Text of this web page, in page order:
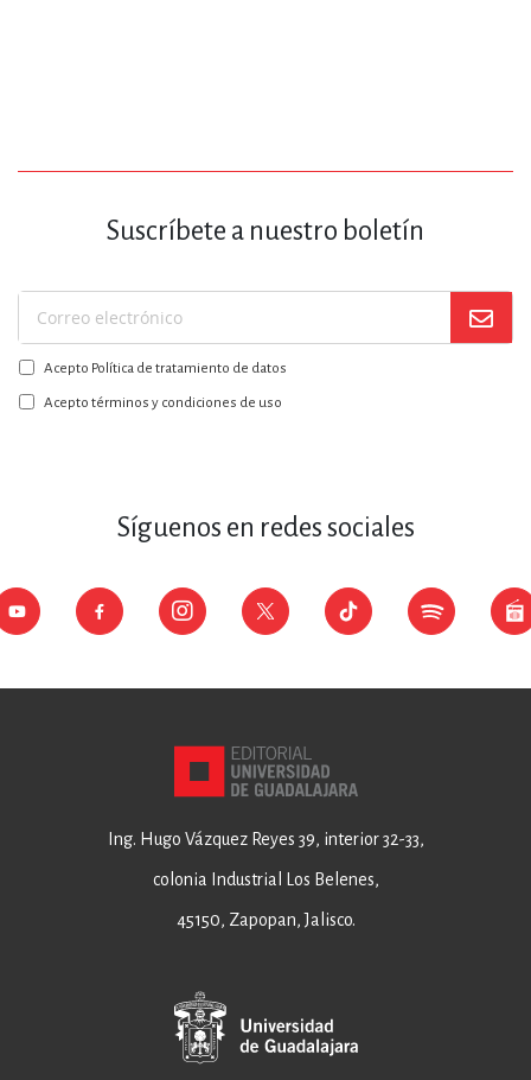
Suscríbete a nuestro boletín
Suscríbase
a
nuestro
boletín:
Acepto Política de tratamiento de datos
Acepto términos y condiciones de uso
Síguenos en redes sociales
Ing. Hugo Vázquez Reyes 39, interior 32-33,
colonia Industrial Los Belenes,
45150, Zapopan, Jalisco.